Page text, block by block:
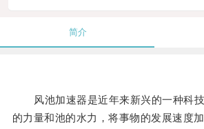
简介
风池加速器是近年来新兴的一种科技
的力量和池的水力，将事物的发展速度